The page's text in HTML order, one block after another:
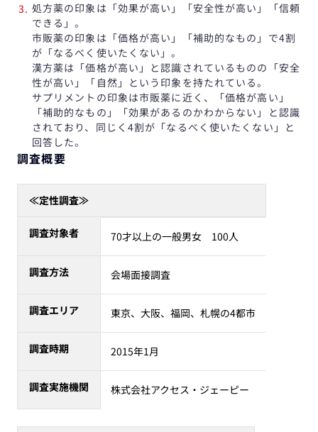
処方薬の印象は「効果が高い」「安全性が高い」「信頼
できる」。
市販薬の印象は「価格が高い」「補助的なもの」で4割
が「なるべく使いたくない」。
漢方薬は「価格が高い」と認識されているものの「安全
性が高い」「自然」という印象を持たれている。
サプリメントの印象は市販薬に近く、「価格が高い」
「補助的なもの」「効果があるのかわからない」と認識
されており、同じく4割が「なるべく使いたくない」と
回答した。
調査概要
≪定性調査≫
調査対象者 70才以上の一般男女 100人
調査方法 会場面接調査
調査エリア 東京、大阪、福岡、札幌の4都市
調査時期 2015年1月
調査実施機関 株式会社アクセス・ジェーピー